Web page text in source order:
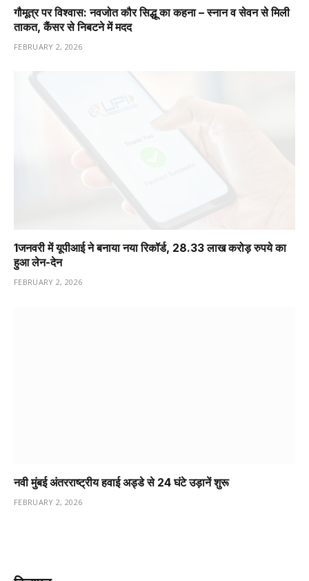
गौमूत्र पर विश्वास: नवजोत कौर सिद्धू का कहना – स्नान व सेवन से मिली
ताकत, कैंसर से निबटने में मदद
FEBRUARY 2, 2026
1️जनवरी में यूपीआई ने बनाया नया रिकॉर्ड, 28.33 लाख करोड़ रुपये का
हुआ लेन-देन
FEBRUARY 2, 2026
नवी मुंबई अंतरराष्ट्रीय हवाई अड्डे से 24 घंटे उड़ानें शुरू
FEBRUARY 2, 2026